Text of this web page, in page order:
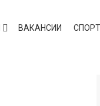
ВАКАНСИИ